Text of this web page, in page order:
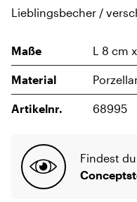
Lieblingsbecher /
Maße L 8 cm
Material
Artikelnr. 68995
Findest